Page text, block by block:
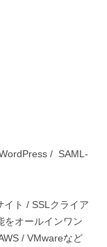
/ SAML-
イト / SSLクライア
をオールインワン
/ VMwareなど